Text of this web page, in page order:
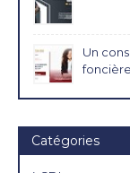
Un
Catégories